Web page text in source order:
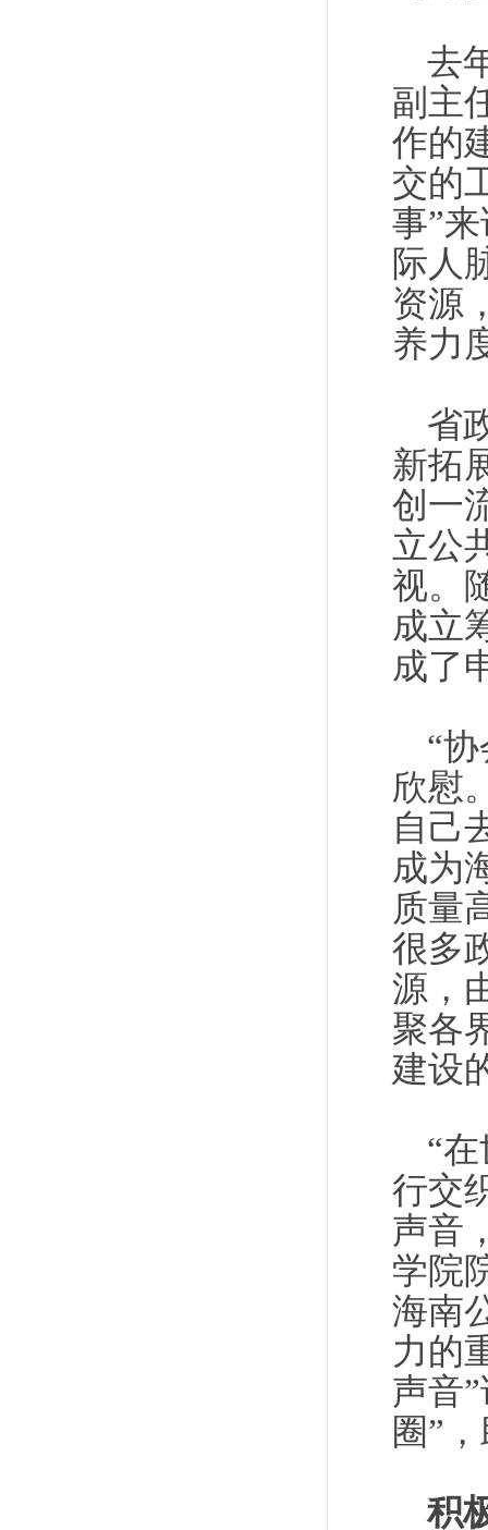
去
副主
作的
交的
事”
际人
资源
养力
省
新拓
创一
立公
视。
成立
成了
“
欣慰
自己
成为
质量
很多
源，
聚各
建设
“
行交
声音
学院
海南
力的
声音
圈”
积